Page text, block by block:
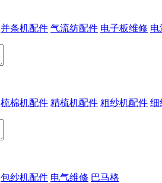
并条机配件 气流纺配件 电子板维修 电
梳棉机配件 精梳机配件 粗纱机配件 细
包纱机配件 电气维修 巴马格